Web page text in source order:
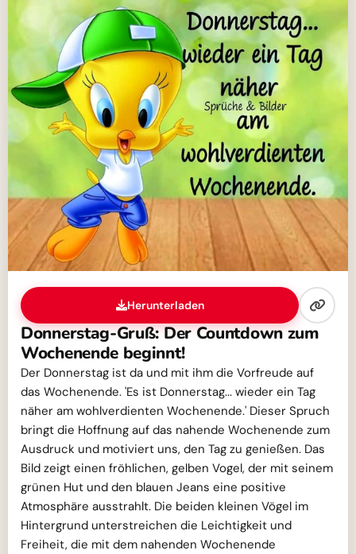
Herunterladen
Donnerstag-Gruß: Der Countdown zum
Wochenende beginnt!
Der Donnerstag ist da und mit ihm die Vorfreude auf
das Wochenende. 'Es ist Donnerstag... wieder ein Tag
näher am wohlverdienten Wochenende.' Dieser Spruch
bringt die Hoffnung auf das nahende Wochenende zum
Ausdruck und motiviert uns, den Tag zu genießen. Das
Bild zeigt einen fröhlichen, gelben Vogel, der mit seinem
grünen Hut und den blauen Jeans eine positive
Atmosphäre ausstrahlt. Die beiden kleinen Vögel im
Hintergrund unterstreichen die Leichtigkeit und
Freiheit, die mit dem nahenden Wochenende